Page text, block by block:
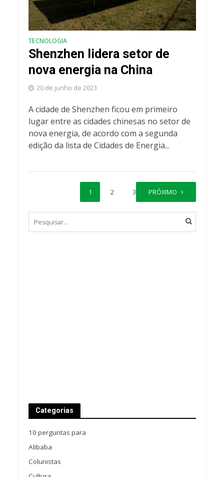
TECNOLOGIA
Shenzhen lidera setor de
nova energia na China
20 de junho de 2023
A cidade de Shenzhen ficou em primeiro
lugar entre as cidades chinesas no setor de
nova energia, de acordo com a segunda
edição da lista de Cidades de Energia...
1 2 3 PRÓXIMO
Categorias
10 perguntas para
Alibaba
Colunistas